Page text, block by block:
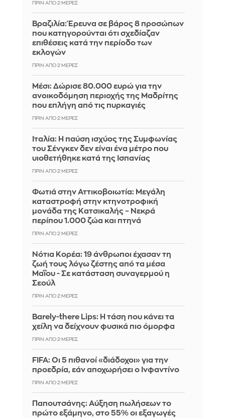
ΠΡΙΝ ΑΠΌ 2 ΜΈΡΕΣ
Βραζιλία: Έρευνα σε βάρος 8 προσώπων
που κατηγορούνται ότι σχεδίαζαν
επιθέσεις κατά την περίοδο των
εκλογών
ΠΡΙΝ ΑΠΌ 2 ΜΈΡΕΣ
Μέσι: Δώρισε 80.000 ευρώ για την
ανοικοδόμηση περιοχής της Μαδρίτης
που επλήγη από τις πυρκαγιές
ΠΡΙΝ ΑΠΌ 2 ΜΈΡΕΣ
Ιταλία: H παύση ισχύος της Συμφωνίας
του Σένγκεν δεν είναι ένα μέτρο που
υιοθετήθηκε κατά της Ισπανίας
ΠΡΙΝ ΑΠΌ 2 ΜΈΡΕΣ
Φωτιά στην Αττικοβοιωτία: Μεγάλη
καταστροφή στην κτηνοτροφική
μονάδα της Κατσικαλής – Νεκρά
περίπου 1.000 ζώα και πτηνά
ΠΡΙΝ ΑΠΌ 2 ΜΈΡΕΣ
Νότια Κορέα: 19 άνθρωποι έχασαν τη
ζωή τους λόγω ζέστης από τα μέσα
Μαΐου - Σε κατάσταση συναγερμού η
Σεούλ
ΠΡΙΝ ΑΠΌ 2 ΜΈΡΕΣ
Barely-there Lips: Η τάση που κάνει τα
χείλη να δείχνουν φυσικά πιο όμορφα
ΠΡΙΝ ΑΠΌ 2 ΜΈΡΕΣ
FIFA: Οι 5 πιθανοί «διάδοχοι» για την
προεδρία, εάν αποχωρήσει ο Ινφαντίνο
ΠΡΙΝ ΑΠΌ 2 ΜΈΡΕΣ
Παπουτσάνης: Αύξηση πωλήσεων το
πρώτο εξάμηνο, στο 55% οι εξαγωγές